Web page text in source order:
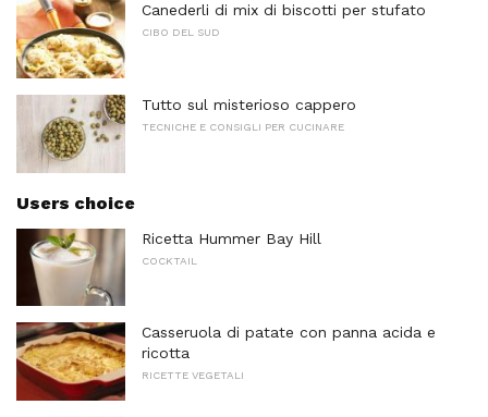
Canederli di mix di biscotti per stufato
CIBO DEL SUD
Tutto sul misterioso cappero
TECNICHE E CONSIGLI PER CUCINARE
Users choice
Ricetta Hummer Bay Hill
COCKTAIL
Casseruola di patate con panna acida e
ricotta
RICETTE VEGETALI